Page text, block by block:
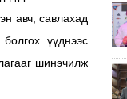
авч, савлахад
үүднээс
шинэчилж